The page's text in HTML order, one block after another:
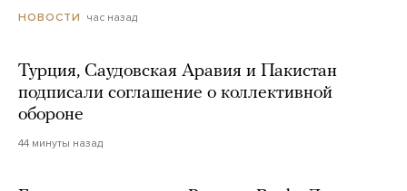
НОВОСТИ час назад
Турция, Саудовская Аравия и Пакистан
подписали соглашение о коллективной
обороне
44 минуты назад